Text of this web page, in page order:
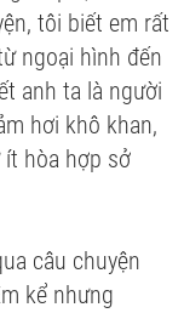
tôi biết em rất
ngoại hình đến
anh ta là người
hơi khô khan,
hòa hợp sở
câu chuyện
kể nhưng